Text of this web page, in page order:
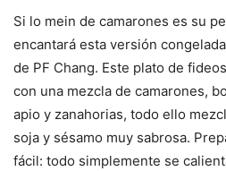
Si lo mein de camarones es su
encantará esta versión
de PF Chang. Este plato de
con una mezcla de camarones,
apio y zanahorias, todo ello
soja y sésamo muy sabrosa.
fácil: todo simplemente se